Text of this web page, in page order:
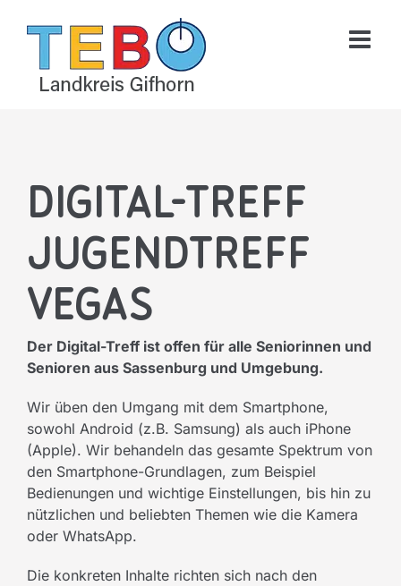
Digital-Treff
Jugendtreff
Vegas
Der Digital-Treff ist offen für alle Seniorinnen und
Senioren aus Sassenburg und Umgebung.
Wir üben den Umgang mit dem Smartphone,
sowohl Android (z.B. Samsung) als auch iPhone
(Apple). Wir behandeln das gesamte Spektrum von
den Smartphone-Grundlagen, zum Beispiel
Bedienungen und wichtige Einstellungen, bis hin zu
nützlichen und beliebten Themen wie die Kamera
oder WhatsApp.
Die konkreten Inhalte richten sich nach den